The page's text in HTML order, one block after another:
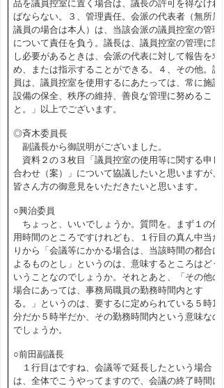
品を議員控室に置く場合は、議長の許可を得なけれ
ばならない。３、管理責任。会派の代表者（無所属
議員の場合は本人）は、当該会派の議員控室の管理
について責任を負う。議長は、議員控室の管理に関
し必要があるときは、会派の代表に対して報告を求
め、または指示することができる。４、その他。議
員は、議員控室を使用するにあたっては、常に施設
設備の保全、秩序の維持、善良な管理に努めるこ
と。」以上でございます。
◎斉木委員長
副議長から御説明がございました。
資料２の３枚目「議員控室の使用等に関する申し
合わせ（案）」について協議したいと思いますが、
皆さん方の御意見をいただきたいと思います。
○興治委員
ちょっと、いいでしょうか。質問を。まず１の使
用時間のところですけれども、１行目の真ん中当た
りから「会議等にかかる場合は、当該時間の都合に
よるものとし」というのは、意味するところはどう
いうことなのでしょうか。それとあと、「その他の
場合にあっては、事務局職員の勤務時間内とす
る。」というのは、要するに定められている５時15
分だか５時半だか、その勤務時間内という意味なの
でしょうか。
○前田副議長
１行目はですね、会議等で延長したという場合
は、全体でこうやってますので、会議の終了時間に